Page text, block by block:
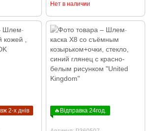
Нет в наличии
2-х днів 🔥Відправка 24год.